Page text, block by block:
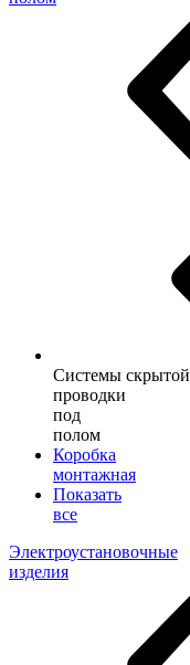
Системы скрытой
проводки
под
полом
Коробка
монтажная
Показать
все
Электроустановочные
изделия